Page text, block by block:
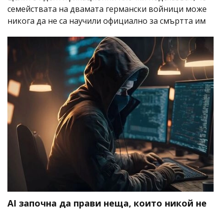
семействата на двамата германски войници може
никога да не са научили официално за смъртта им
AI започна да прави неща, които никой не